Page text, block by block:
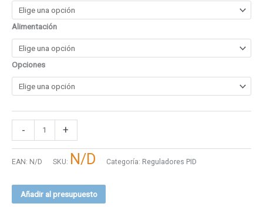
Alimentación
Opciones
- +
EAN: N/D SKU: N/D Categoría: Reguladores PID
Añadir al presupuesto